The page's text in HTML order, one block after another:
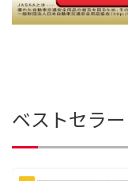
ベストセラ